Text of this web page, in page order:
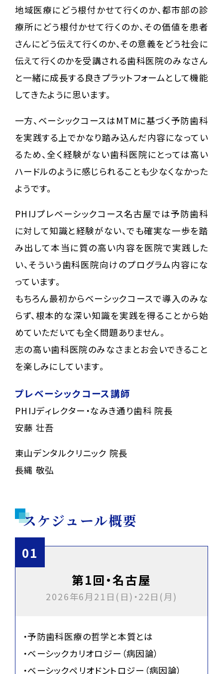
地域医療にどう根付かせて行くのか、都市部の診
療所にどう根付かせて行くのか、その価値を患者
さんにどう伝えて行くのか、その意義をどう社会に
伝えて行くのかを受講される歯科医院のみなさん
と一緒に成長する良きプラットフォームとして機能
してきたように思います。
一方、ベーシックコースはMTMに基づく予防歯科
を実践する上でかなり踏み込んだ内容になってい
るため、全く経験がない歯科医院にとっては高い
ハードルのように感じられることも少なくなかった
ようです。
PHIJプレベーシックコース名古屋では予防歯科
に対して知識と経験がない、でも確実な一歩を踏
み出して本当に質の高い内容を医院で実践した
い、そういう歯科医院向けのプログラム内容にな
っています。
もちろん最初からベーシックコースで導入のみな
らず、根本的な深い知識を実践を得ることから始
めていただいても全く問題ありません。
志の高い歯科医院のみなさまとお会いできること
を楽しみにしています。
プレベーシックコース講師
PHIJディレクター・なみき通り歯科 院長
安藤 壮吾
東山デンタルクリニック 院長
長縄 敬弘
スケジュール概要
第1回・名古屋
2026年6月21日(日)・22日(月)
・予防歯科医療の哲学と本質とは
・ベーシックカリオロジー（病因論）
・ベーシックペリオドントロジー（病因論）